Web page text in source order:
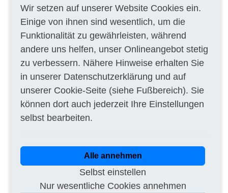
VHB NRW Formular 412 05/2018
Auftragsbekanntmachung Öffentliche
Ausschreibung.
5. Form der Angebote Zugelassen ist die
ausschließlich unter Internet:
www.evergabe.nrw.de- Elektronisch in
Textform der Angebote in Schriftform.
6. Art und Umfang der Leistung sowie Ort der
Leistungserbringung Das 3D-Laserscanner-
System soll eine schnelle, präzise
Vermessung von komplexen Strukturen,
Objekten und Gebäuden sowohl im Innen- als
Untersuchungen von Gebäude-verformungen
und Tragwerksdeformationen im Bereich der
Architektur und des Bauingenieurwesens
eingesetzt werden. Der 3D-Laserscanner soll
unter 4 mm bei Meter aufweisen. Ebenso
Wir setzen auf unserer Website Cookies ein.
Einige von ihnen sind wesentlich, um die
Funktionalität zu gewährleisten, während
andere uns helfen, unser Onlineangebot stetig
zu verbessern. Nähere Hinweise erhalten Sie
in unserer Datenschutzerklärung und auf
unserer Cookie-Seite (siehe Fußbereich). Sie
können dort auch jederzeit Ihre Einstellungen
selbst bearbeiten.
Alle annehmen
Selbst einstellen
Nur wesentliche Cookies annehmen